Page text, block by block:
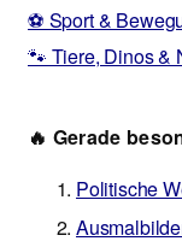
⚽ Sport &
🐾 Tiere, Dinos &
🔥 Gerade
Politische